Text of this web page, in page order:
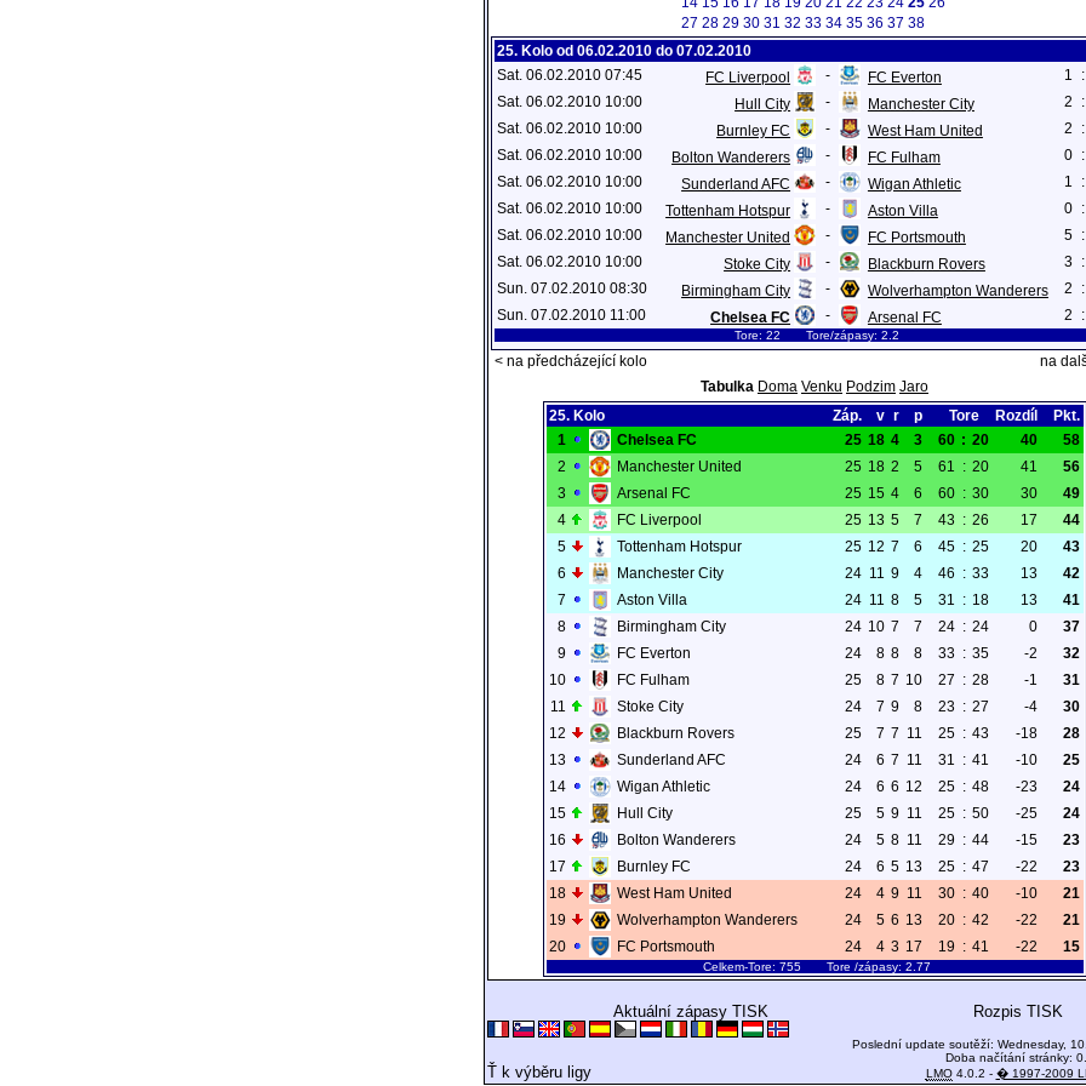
27 28 29 30 31 32 33 34 35 36 37 38
25. Kolo od 06.02.2010 do 07.02.2010
Sat. 06.02.2010 07:45
FC Liverpool - FC Everton 1 :
Sat. 06.02.2010 10:00
Hull City - Manchester City 2 :
Sat. 06.02.2010 10:00
Burnley FC - West Ham United 2 :
Sat. 06.02.2010 10:00
Bolton Wanderers - FC Fulham 0 :
Sat. 06.02.2010 10:00
Sunderland AFC - Wigan Athletic 1 :
Sat. 06.02.2010 10:00
Tottenham Hotspur - Aston Villa 0 :
Sat. 06.02.2010 10:00
Manchester United - FC Portsmouth 5 :
Sat. 06.02.2010 10:00
Stoke City - Blackburn Rovers 3 :
Sun. 07.02.2010 08:30
Birmingham City - Wolverhampton Wanderers 2 :
Sun. 07.02.2010 11:00
Chelsea FC - Arsenal FC 2 :
Tore: 22 Tore/zápasy: 2.2
< na předcházející kolo
na
Tabulka Doma Venku Podzim Jaro
25. Kolo
Záp. v r p Tore Rozdíl
Pkt.
1
Chelsea FC 25 18 4 3 60 : 20 40
58
2
Manchester United 25 18 2 5 61 : 20 41
56
3
Arsenal FC 25 15 4 6 60 : 30 30
49
4
FC Liverpool 25 13 5 7 43 : 26 17
44
5
Tottenham Hotspur 25 12 7 6 45 : 25 20
43
6
Manchester City 24 11 9 4 46 : 33 13
42
7
Aston Villa 24 11 8 5 31 : 18 13
41
8
Birmingham City 24 10 7 7 24 : 24 0
37
9
FC Everton 24 8 8 8 33 : 35 -2
32
10
FC Fulham 25 8 7 10 27 : 28 -1
31
11
Stoke City 24 7 9 8 23 : 27 -4
30
12
Blackburn Rovers 25 7 7 11 25 : 43 -18
28
13
Sunderland AFC 24 6 7 11 31 : 41 -10
25
14
Wigan Athletic 24 6 6 12 25 : 48 -23
24
15
Hull City 25 5 9 11 25 : 50 -25
24
16
Bolton Wanderers 24 5 8 11 29 : 44 -15
23
17
Burnley FC 24 6 5 13 25 : 47 -22
23
18
West Ham United 24 4 9 11 30 : 40 -10
21
19
Wolverhampton Wanderers 24 5 6 13 20 : 42 -22
21
20
FC Portsmouth 24 4 3 17 19 : 41 -22 15
Celkem-Tore: 755 Tore /zápasy: 2.77
Aktuální zápasy TISK Rozpis TISK
Ť k výběru ligy
Poslední update soutěží: Wednesday,
Doba načítání stránky:
LMO4.0.2 - � 1997-2009